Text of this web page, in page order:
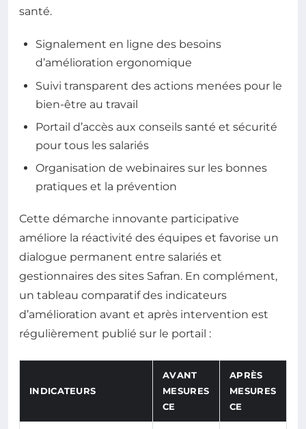
santé.
Signalement en ligne des besoins
d’amélioration ergonomique
Suivi transparent des actions menées pour le
bien-être au travail
Portail d’accès aux conseils santé et sécurité
pour tous les salariés
Organisation de webinaires sur les bonnes
pratiques et la prévention
Cette démarche innovante participative
améliore la réactivité des équipes et favorise un
dialogue permanent entre salariés et
gestionnaires des sites Safran. En complément,
un tableau comparatif des indicateurs
d’amélioration avant et après intervention est
régulièrement publié sur le portail :
INDICATEURS
AVANT
MESURES
CE
APRÈS
MESURES
CE